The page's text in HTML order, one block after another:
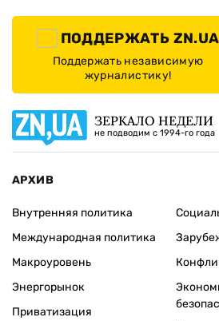
ПОДДЕРЖАТЬ ZN.UA
Поддержать независимую
журналистику!
ЗЕРКАЛО НЕДЕЛИ
не подводим с 1994-го года
АРХИВ
Внутренняя политика
Международная политика
Макроуровень
Энергорынок
Приватизация